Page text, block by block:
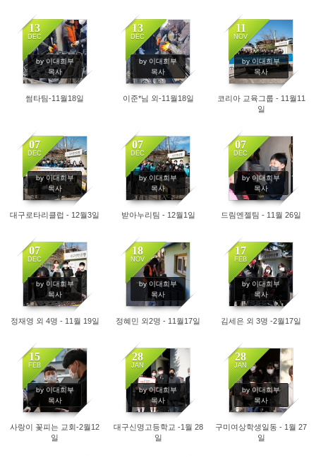
13
DEC
by 이대희부
목사
2500
썸타팀-11월18일
13
DEC
by 이대희부
목사
2471
이준*님 외-11월18일
11
NOV
by 이대희부
목사
2889
코리아 교육그룹 - 11월11
일
07
DEC
by 이대희부
목사
4878
대구로타리클럽 - 12월3일
07
DEC
by 이대희부
목사
3343
받아누리팀 - 12월1일
07
DEC
by 이대희부
목사
3135
드림엔젤팀 - 11월 26일
07
DEC
by 이대희부
목사
3320
정재영 외 4명 - 11월 19일
18
NOV
by 이대희부
목사
3539
정혜민 외2명 - 11월17일
17
FEB
by 이대희부
목사
6180
김세은 외 3명 -2월17일
15
FEB
by 이대희부
목사
4568
사랑이 꽃피는 교회-2월12
일
28
JAN
by 이대희부
목사
4280
대구신명고등학교 -1월 28
일
28
JAN
by 이대희부
목사
3948
구미여상학생일동 - 1월 27
일